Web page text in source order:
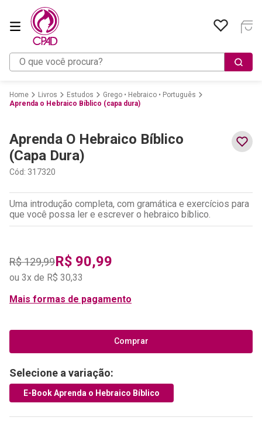
O que você procura?
Livros Estudos
Grego • Hebraico • Português
Aprenda o Hebraico Bíblico (capa dura)
Aprenda O Hebraico Bíblico
(capa Dura)
Cód: 317320
Uma introdução completa, com gramática e exercícios para
que você possa ler e escrever o hebraico bíblico.
R$129,99R$ 90,99
ou 3x de R$ 30,33
Mais formas de pagamento
Comprar
Selecione a variação:
E-Book Aprenda o Hebraico Bíblico